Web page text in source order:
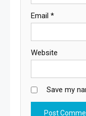
Email *
Website
Save my